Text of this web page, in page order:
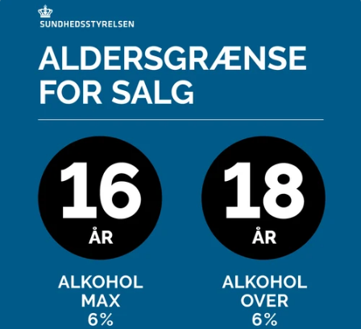
Handelsbetingelser
ordre
Cookie-præferencer
Kontrolrapport
DAHLS NYHEDSBREV
Få et ugentlig tilbud og invitationer til
arrangementer.
Din e-mail
FØLG OS PÅ DE SOCIALE
MEDIER